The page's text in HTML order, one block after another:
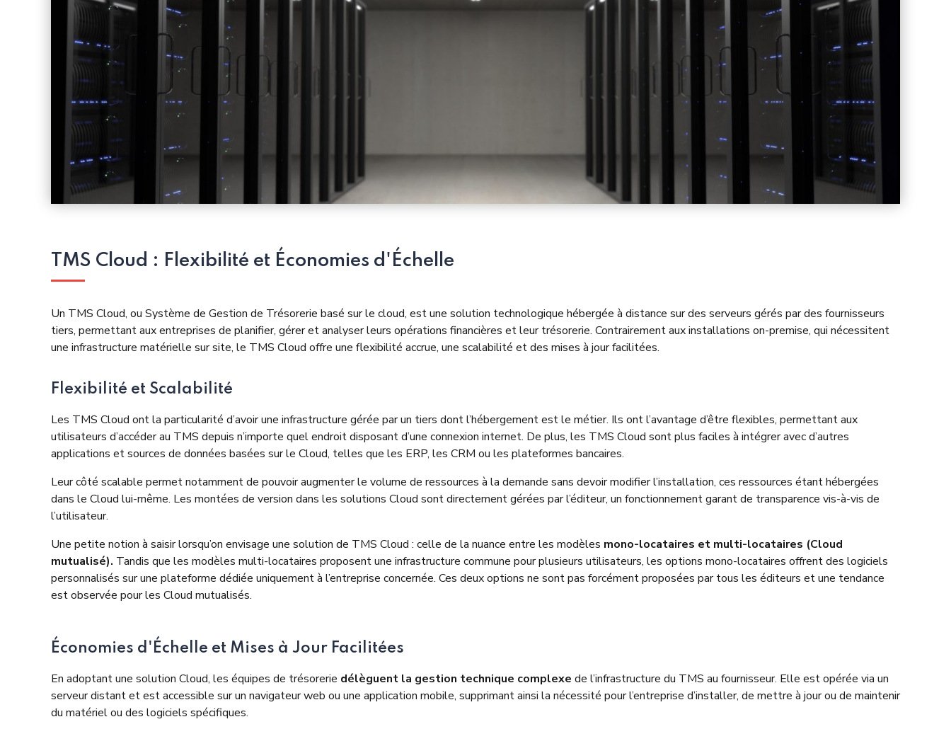
TMS Cloud : Flexibilité et Économies d'Échelle
Un TMS Cloud, ou Système de Gestion de Trésorerie basé sur le cloud, est une solution technologique hébergée à distance sur des serveurs gérés par des fournisseurs
tiers, permettant aux entreprises de planifier, gérer et analyser leurs opérations financières et leur trésorerie. Contrairement aux installations on-premise, qui nécessitent
une infrastructure matérielle sur site, le TMS Cloud offre une flexibilité accrue, une scalabilité et des mises à jour facilitées.
Flexibilité et Scalabilité
Les TMS Cloud ont la particularité d’avoir une infrastructure gérée par un tiers dont l’hébergement est le métier. Ils ont l’avantage d’être flexibles, permettant aux
utilisateurs d’accéder au TMS depuis n’importe quel endroit disposant d’une connexion internet. De plus, les TMS Cloud sont plus faciles à intégrer avec d’autres
applications et sources de données basées sur le Cloud, telles que les ERP, les CRM ou les plateformes bancaires.
Leur côté scalable permet notamment de pouvoir augmenter le volume de ressources à la demande sans devoir modifier l’installation, ces ressources étant hébergées
dans le Cloud lui-même. Les montées de version dans les solutions Cloud sont directement gérées par l’éditeur, un fonctionnement garant de transparence vis-à-vis de
l’utilisateur.
Une petite notion à saisir lorsqu’on envisage une solution de TMS Cloud : celle de la nuance entre les modèles mono-locataires et multi-locataires (Cloud
mutualisé). Tandis que les modèles multi-locataires proposent une infrastructure commune pour plusieurs utilisateurs, les options mono-locataires offrent des logiciels
personnalisés sur une plateforme dédiée uniquement à l’entreprise concernée. Ces deux options ne sont pas forcément proposées par tous les éditeurs et une tendance
est observée pour les Cloud mutualisés.
Économies d'Échelle et Mises à Jour Facilitées
En adoptant une solution Cloud, les équipes de trésorerie délèguent la gestion technique complexe de l’infrastructure du TMS au fournisseur. Elle est opérée via un
serveur distant et est accessible sur un navigateur web ou une application mobile, supprimant ainsi la nécessité pour l’entreprise d’installer, de mettre à jour ou de maintenir
du matériel ou des logiciels spécifiques.